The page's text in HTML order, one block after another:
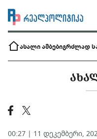
ახალი ამბებიგრძლად
00:27 | 11 დეკემბერი,